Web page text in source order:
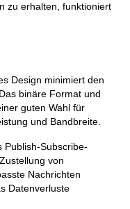
zu erhalten, funktioniert
Design minimiert den
binäre Format und
guten Wahl für
und Bandbreite.
Publish-Subscribe-
von
Nachrichten
Datenverluste